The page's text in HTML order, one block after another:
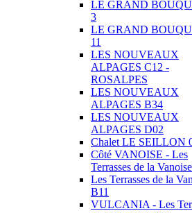
LE GRAND
3
LE GRAND
11
LES NOUVEAUX
ALPAGES C12 -
ROSALPES
LES NOUVEAUX
ALPAGES B34
LES NOUVEAUX
ALPAGES D02
Chalet LE SEILLON
Côté VANOISE - Les
Terrasses de la
Les Terrasses de la
B11
VULCANIA - Les